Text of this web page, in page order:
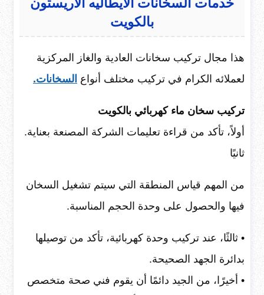
بالكويت
هذا مجال تركيب سخانات العادية والغاز المركزية
لعملائه الكرام في تركيب مختلف أنواع السخانات.
تركيب سخان ماء كهربائي بالكويت
أولاً، تأكد من قراءة تعليمات الشركة المصنعة بعناية.
ثانيًا
من المهم قياس المنطقة التي سيتم تشغيل السخان
فيها والحصول على وحدة الحجم المناسبة.
• ثالثًا، عند تركيب وحدة كهربائية، تأكد من توصيلها
بدائرة الجهد الصحيحة.
• أخيرًا، من الجيد دائمًا أن يقوم فني صحة متخصص